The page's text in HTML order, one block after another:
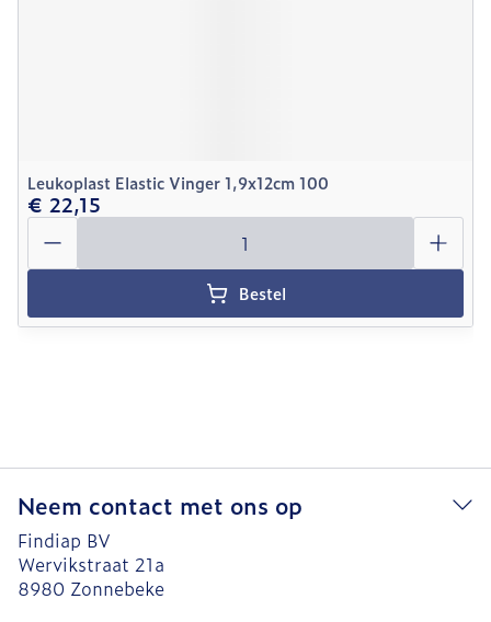
Leukoplast Elastic Vinger 1,9x12cm 100
€ 22,15
Aantal
Bestel
Neem contact met ons op
Findiap BV
Wervikstraat 21a
8980 Zonnebeke